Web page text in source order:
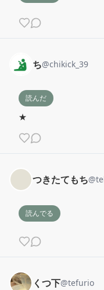
ち@chikick_39
読んだ
★
つきたてもち@
読んでる
くつ下@tefurio